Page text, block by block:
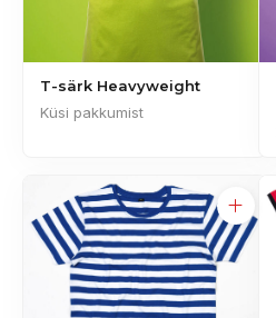
T-särk Heavyweight
Küsi pakkumist